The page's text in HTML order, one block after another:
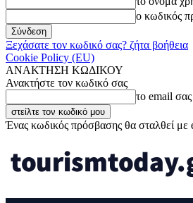
ο κωδικός
Ξεχάσατε τον κωδικό σας? ζήτα βοήθεια
Cookie Policy (EU)
ΑΝΑΚΤΗΣΗ ΚΩΔΙΚΟΥ
Ανακτήστε τον κωδικό σας
το email σας
Ένας κωδικός πρόσβασης θα σταλθεί με